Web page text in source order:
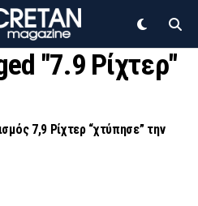
"7.9 Ρίχτερ"
7,9 Ρίχτερ “χτύπησε” την